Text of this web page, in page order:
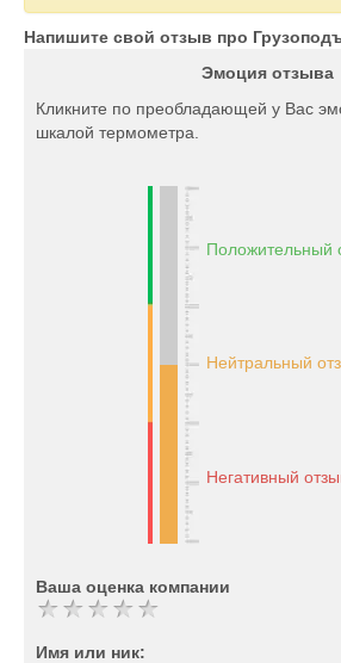
Напишите свой отзыв про
Эмоция отзыва
Кликните по преобладающей у Вас
шкалой термометра.
Положительный
Нейтральный
Негативный
Ваша оценка компании
Имя или ник: